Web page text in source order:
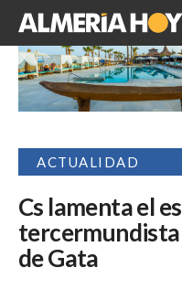
ACTUALIDAD
Cs lamenta el
de Gata